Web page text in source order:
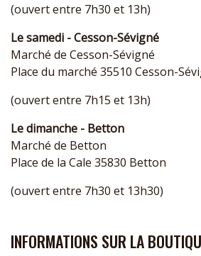
(ouvert entre 7h30 et 13h)
Le samedi - Cesson-Sévigné
Marché de Cesson-Sévigné
Place du marché 35510 Cesson-
(ouvert entre 7h15 et 13h)
Le dimanche - Betton
Marché de Betton
Place de la Cale 35830 Betton
(ouvert entre 7h30 et 13h30)
INFORMATIONS SUR LA